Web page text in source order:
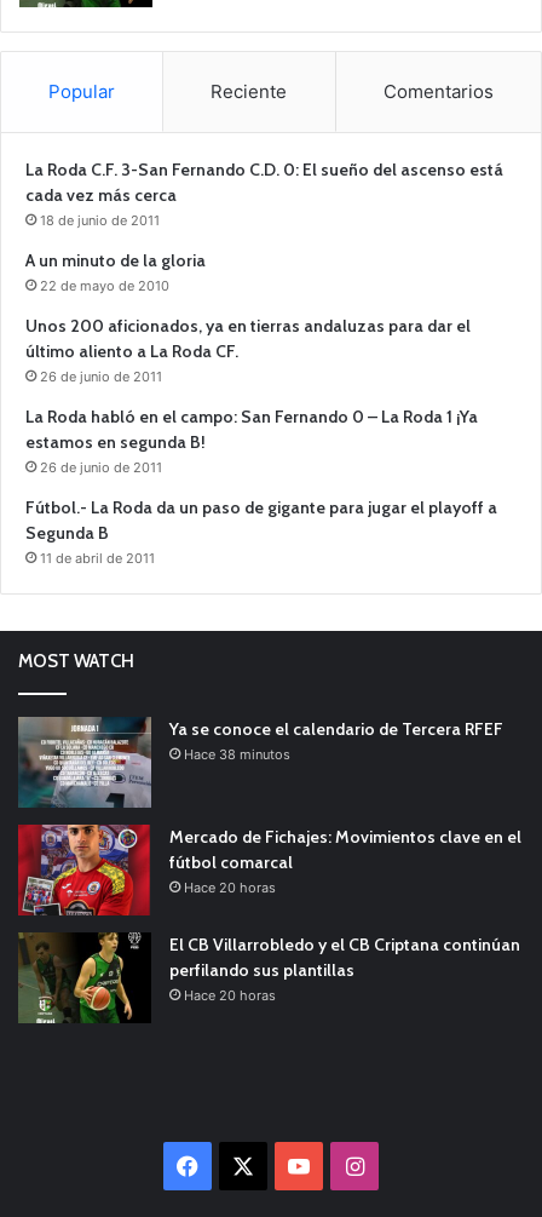
Popular Reciente Comentarios
La Roda C.F. 3-San Fernando C.D. 0: El sueño del ascenso está
cada vez más cerca
18 de junio de 2011
A un minuto de la gloria
22 de mayo de 2010
Unos 200 aficionados, ya en tierras andaluzas para dar el
último aliento a La Roda CF.
26 de junio de 2011
La Roda habló en el campo: San Fernando 0 – La Roda 1 ¡Ya
estamos en segunda B!
26 de junio de 2011
Fútbol.- La Roda da un paso de gigante para jugar el playoff a
Segunda B
11 de abril de 2011
MOST WATCH
Ya se conoce el calendario de Tercera RFEF
Hace 38 minutos
Mercado de Fichajes: Movimientos clave en el
fútbol comarcal
Hace 20 horas
El CB Villarrobledo y el CB Criptana continúan
perfilando sus plantillas
Hace 20 horas
Facebook YouTubeInstagram